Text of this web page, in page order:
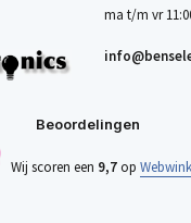
ma t/m vr
Beoordelingen
Wij scoren een 9,7op